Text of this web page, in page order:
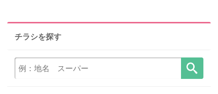
チラシを探す